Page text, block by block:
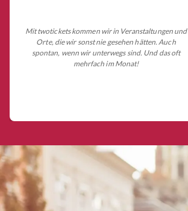
Mit twotickets kommen wir in Veranstaltungen und
Orte, die wir sonst nie gesehen hätten. Auch
spontan, wenn wir unterwegs sind. Und das oft
mehrfach im Monat!